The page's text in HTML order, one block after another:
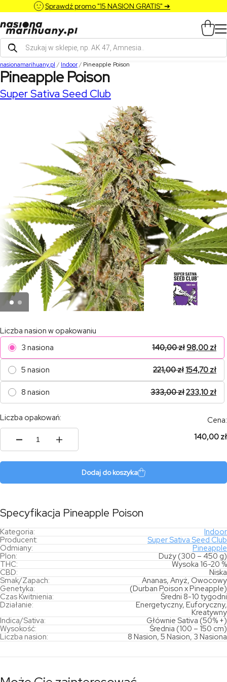
Sprawdź promo "15 NASION GRATIS" ➔
Wyszukiwarka
produktów
nasionamarihuany.pl / Indoor/ Pineapple Poison
Pineapple Poison
Super Sativa Seed Club
Liczba nasion w opakowaniu
3 nasiona
140,00zł98,00 zł
5 nasion 221,00zł154,70 zł
8 nasion 333,00zł233,10 zł
Liczba opakowań:
ilość
Cena:
140,00 zł
Dodaj do koszyka
Specyfikacja Pineapple Poison
Kategoria:
Indoor
Producent:
Super Sativa Seed Club
Odmiany:
Pineapple
Plon:
Duży (300 – 450 g)
THC:
Wysoka 16-20 %
CBD:
Niska
Smak/Zapach:
Ananas, Anyż, Owocowy
Genetyka:
(Durban Poison x Pineapple)
Czas Kwitnienia:
Średni 8-10 tygodni
Działanie:
Energetyczny, Euforyczny,
Kreatywny
Indica/Sativa:
Głównie Sativa (50% +)
Wysokość:
Średnia (100 – 150 cm)
Liczba nasion:
8 Nasion, 5 Nasion, 3 Nasiona